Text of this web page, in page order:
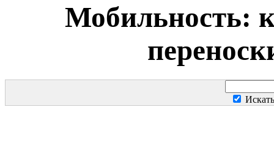
Мобильность: